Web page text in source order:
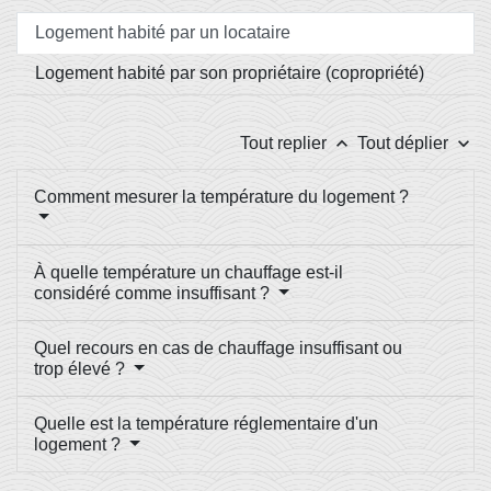
Logement habité par un locataire
Logement habité par son propriétaire (copropriété)
Tout replier keyboard_arrow_up Tout déplier keyboard_arrow_down
Comment mesurer la température du logement ?
À quelle température un chauffage est-il
considéré comme insuffisant ?
Quel recours en cas de chauffage insuffisant ou
trop élevé ?
Quelle est la température réglementaire d'un
logement ?